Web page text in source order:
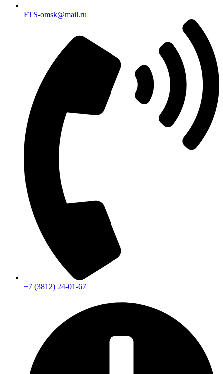
FTS-omsk@mail.ru
+7 (3812) 24-01-67